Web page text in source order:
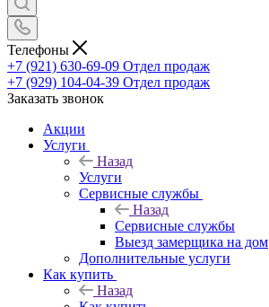
Телефоны
+7 (921) 630-69-09 Отдел продаж
+7 (929) 104-04-39 Отдел продаж
Заказать звонок
Акции
Услуги
Назад
Услуги
Сервисные службы
Назад
Сервисные службы
Выезд замерщика на дом
Дополнительные услуги
Как купить
Назад